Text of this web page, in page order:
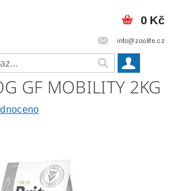
info@zoolife.cz
0 Kč
GF MOBILITY 2KG